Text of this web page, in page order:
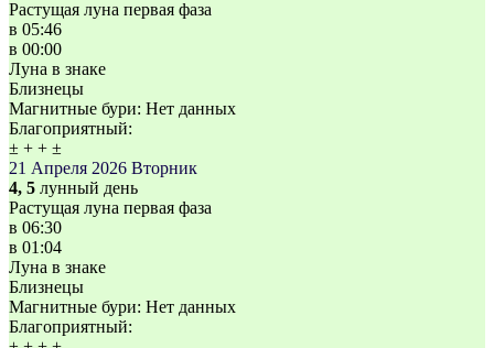
Растущая луна первая фаза
в 05:46
в 00:00
Луна в знаке
Близнецы
Магнитные бури: Нет данных
Благоприятный:
± + + ±
21 Апреля 2026 Вторник
4, 5 лунный день
Растущая луна первая фаза
в 06:30
в 01:04
Луна в знаке
Близнецы
Магнитные бури: Нет данных
Благоприятный: